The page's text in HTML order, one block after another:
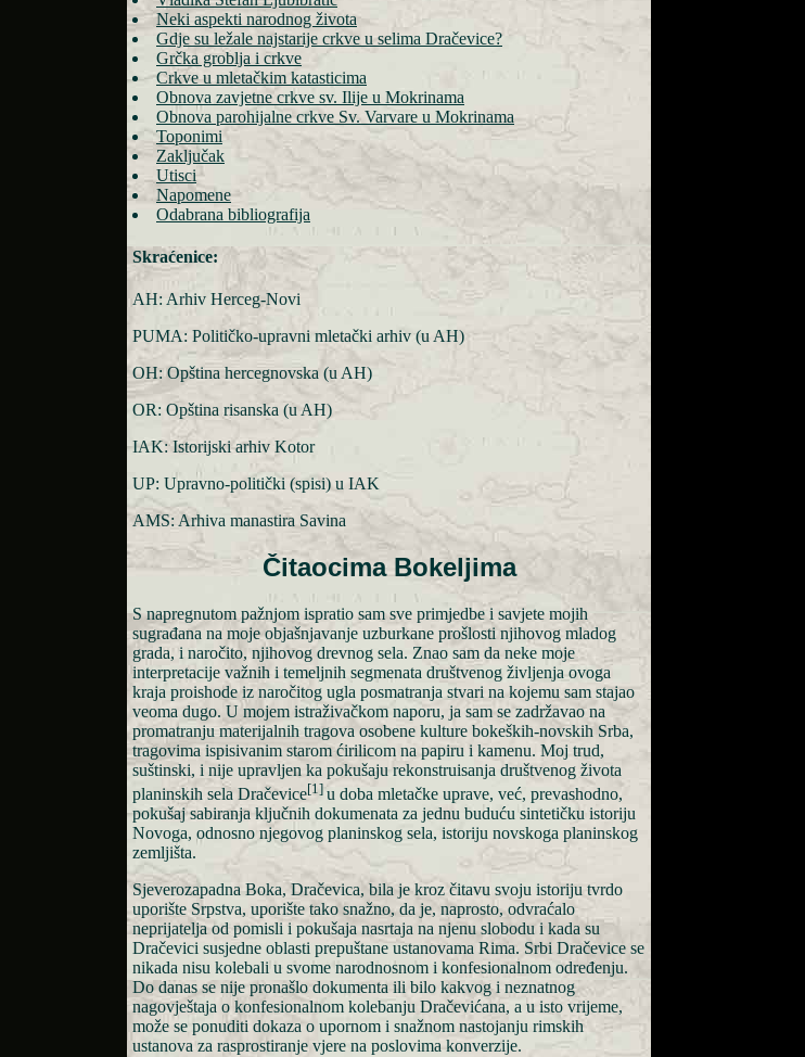
Neki aspekti narodnog života
Gdje su ležale najstarije crkve u selima Dračevice?
Grčka groblja i crkve
Crkve u mletačkim katasticima
Obnova zavjetne crkve sv. Ilije u Mokrinama
Obnova parohijalne crkve Sv. Varvare u Mokrinama
Toponimi
Zaključak
Utisci
Napomene
Odabrana bibliografija
Skraćenice:
AH: Arhiv Herceg-Novi
PUMA: Političko-upravni mletački arhiv (u AH)
OH: Opština hercegnovska (u AH)
OR: Opština risanska (u AH)
IAK: Istorijski arhiv Kotor
UP: Upravno-politički (spisi) u IAK
AMS: Arhiva manastira Savina
Čitaocima Bokeljima
S napregnutom pažnjom ispratio sam sve primjedbe i savjete mojih
sugrađana na moje objašnjavanje uzburkane prošlosti njihovog mladog
grada, i naročito, njihovog drevnog sela. Znao sam da neke moje
interpretacije važnih i temeljnih segmenata društvenog življenja ovoga
kraja proishode iz naročitog ugla posmatranja stvari na kojemu sam stajao
veoma dugo. U mojem istraživačkom naporu, ja sam se zadržavao na
promatranju materijalnih tragova osobene kulture bokeških-novskih Srba,
tragovima ispisivanim starom ćirilicom na papiru i kamenu. Moj trud,
suštinski, i nije upravljen ka pokušaju rekonstruisanja društvenog života
planinskih sela Dračevice[1] u doba mletačke uprave, već, prevashodno,
pokušaj sabiranja ključnih dokumenata za jednu buduću sintetičku istoriju
Novoga, odnosno njegovog planinskog sela, istoriju novskoga planinskog
zemljišta.
Sjeverozapadna Boka, Dračevica, bila je kroz čitavu svoju istoriju tvrdo
uporište Srpstva, uporište tako snažno, da je, naprosto, odvraćalo
neprijatelja od pomisli i pokušaja nasrtaja na njenu slobodu i kada su
Dračevici susjedne oblasti prepuštane ustanovama Rima. Srbi Dračevice se
nikada nisu kolebali u svome narodnosnom i konfesionalnom određenju.
Do danas se nije pronašlo dokumenta ili bilo kakvog i neznatnog
nagovještaja o konfesionalnom kolebanju Dračevićana, a u isto vrijeme,
može se ponuditi dokaza o upornom i snažnom nastojanju rimskih
ustanova za rasprostiranje vjere na poslovima konverzije.